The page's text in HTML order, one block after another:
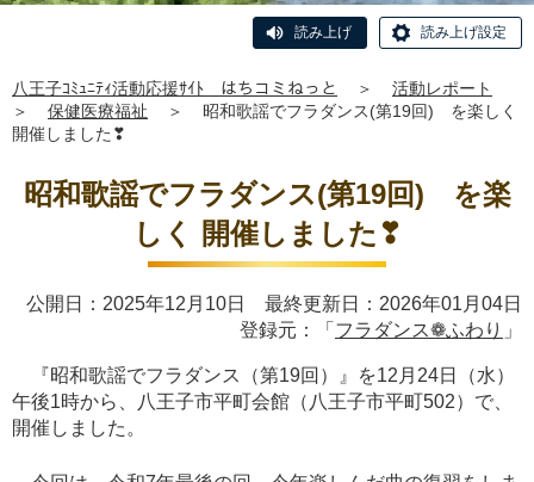
読み上げ 読み上げ設定
八王子ｺﾐｭﾆﾃｨ活動応援ｻｲﾄ はちコミねっと ＞
活動レポート
＞
保健医療福祉 ＞
昭和歌謡でフラダンス(第19回) を楽しく
開催しました❣
昭和歌謡でフラダンス(第19回) を楽
しく 開催しました❣
公開日：2025年12月10日 最終更新日：2026年01月04日
登録元：「 フラダンス❁ふわり 」
『昭和歌謡でフラダンス（第19回）』を12月24日（水）
午後1時から、八王子市平町会館（八王子市平町502）で、
開催しました。